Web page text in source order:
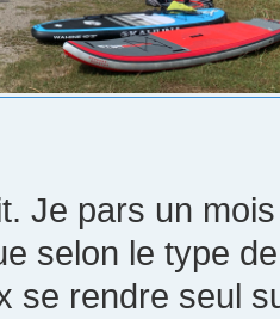
Je pars un
selon le type
se rendre seul